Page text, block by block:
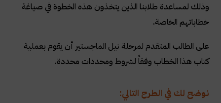
وذلك لمساعدة طلابنا الذين يتخذون هذه الخطوة في صياغة
خطاباتهم الخاصة.
على الطالب المتقدم لمرحلة نيل الماجستير أن يقوم بعملية
كتاب هذا الخطاب وفقاً لشروط ومحددات محددة.
نوضح لك في الطرح التالي: